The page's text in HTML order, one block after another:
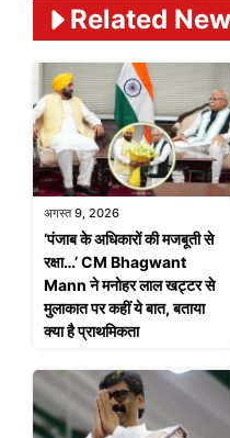
Related
अगस्त 9, 2026
‘पंजाब के अधिकारों की मजबूती से
रक्षा…’ CM Bhagwant
Mann ने मनोहर लाल खट्टर से
मुलाकात पर कहीं ये बात, बताया
क्या है प्राथमिकता